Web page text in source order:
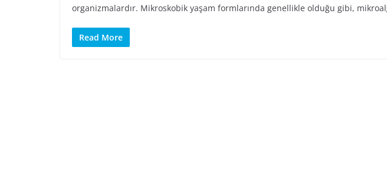
organizmalardır. Mikroskobik yaşam formlarında genellikle olduğu gibi,
Read More